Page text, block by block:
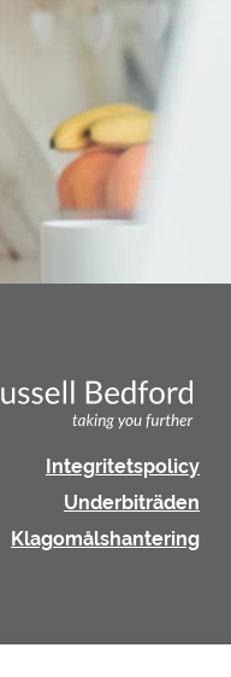
Integritetspolicy
Underbiträden
Klagomålshantering